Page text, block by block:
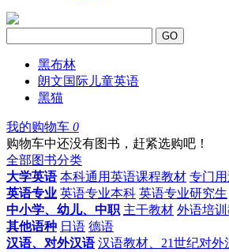
GO
黑布林
朗文国际儿童英语
黑猫
我的购物车 0
购物车中还没有图书，赶紧选购吧！
全部图书分类
大学英语 本科通用英语课程教材 专门
英语专业 英语专业本科 英语专业研究生
中小学、幼儿、中职 主干教材 外语培
其他语种 日语 德语
汉语、对外汉语 汉语教材、21世纪对外